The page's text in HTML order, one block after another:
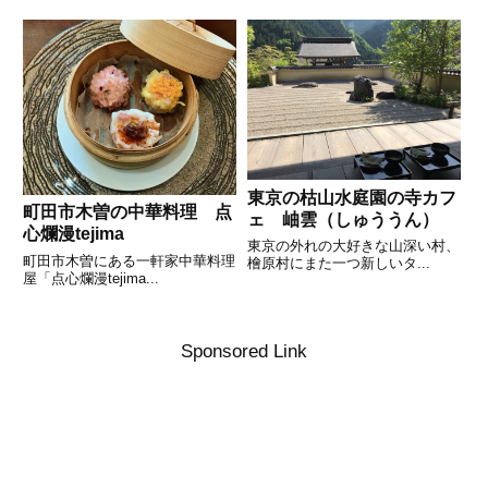
町田市木曽の中華料理 点
心爛漫tejima
町田市木曽にある一軒家中華料理
屋「点心爛漫tejima...
東京の枯山水庭園の寺カフ
ェ 岫雲（しゅううん）
東京の外れの大好きな山深い村、
檜原村にまた一つ新しいタ...
Sponsored Link